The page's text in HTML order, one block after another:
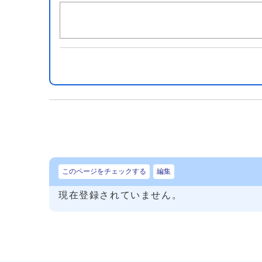
このページをチェックする 編集
現在登録されていません。